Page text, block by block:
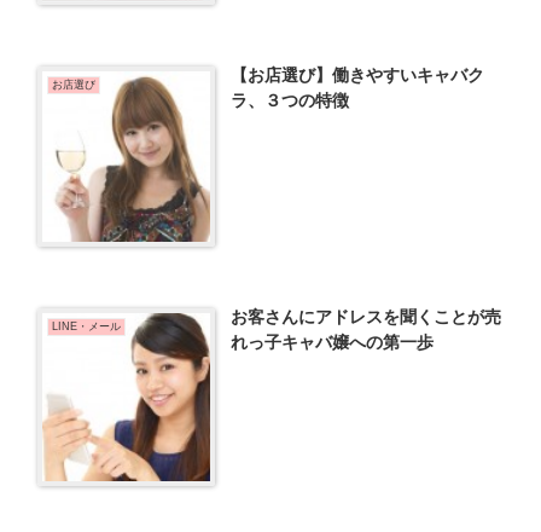
お店選び
【お店選び】働きやすいキャバク
ラ、３つの特徴
LINE・メール
お客さんにアドレスを聞くことが売
れっ子キャバ嬢への第一歩